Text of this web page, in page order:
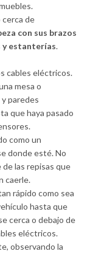
cerca de
con sus brazos
y estanterías.
cables eléctricos.
mesa o
paredes
que haya pasado
como un
donde esté. No
las repisas que
caerle.
rápido como sea
hasta que
cerca o debajo de
eléctricos.
observando la